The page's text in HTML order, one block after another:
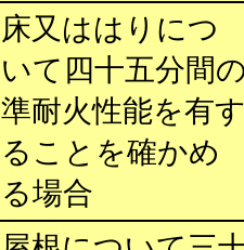
床又ははりにつ
いて四十五分間
準耐火性能を有
ることを確かめ
る場合